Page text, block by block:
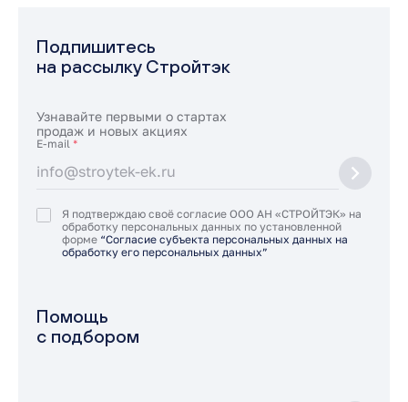
Подпишитесь
на рассылку Стройтэк
Узнавайте первыми о стартах
продаж и новых акциях
E-mail *
Я подтверждаю своё согласие ООО АН «СТРОЙТЭК» на
обработку персональных данных по установленной
форме “Согласие субъекта персональных данных на
обработку его персональных данных”
Помощь
с подбором